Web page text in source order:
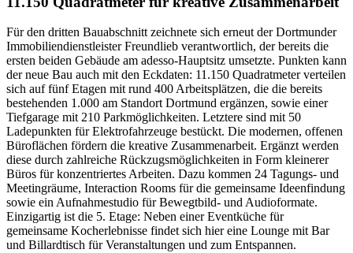
Für den dritten Bauabschnitt zeichnete sich erneut der Dortmunder
Immobiliendienstleister Freundlieb verantwortlich, der bereits die
ersten beiden Gebäude am adesso-Hauptsitz umsetzte. Punkten kann
der neue Bau auch mit den Eckdaten: 11.150 Quadratmeter verteilen
sich auf fünf Etagen mit rund 400 Arbeitsplätzen, die die bereits
bestehenden 1.000 am Standort Dortmund ergänzen, sowie einer
Tiefgarage mit 210 Parkmöglichkeiten. Letztere sind mit 50
Ladepunkten für Elektrofahrzeuge bestückt. Die modernen, offenen
Büroflächen fördern die kreative Zusammenarbeit. Ergänzt werden
diese durch zahlreiche Rückzugsmöglichkeiten in Form kleinerer
Büros für konzentriertes Arbeiten. Dazu kommen 24 Tagungs- und
Meetingräume, Interaction Rooms für die gemeinsame Ideenfindung
sowie ein Aufnahmestudio für Bewegtbild- und Audioformate.
Einzigartig ist die 5. Etage: Neben einer Eventküche für
gemeinsame Kocherlebnisse findet sich hier eine Lounge mit Bar
und Billardtisch für Veranstaltungen und zum Entspannen.